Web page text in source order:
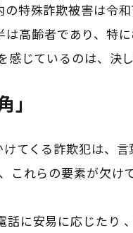
特殊詐欺被害は令
は高齢者であり、特
感じているのは、決
てくる詐欺犯は、
これらの要素が欠け
話に安易に応じたり